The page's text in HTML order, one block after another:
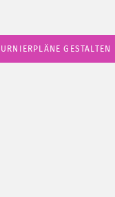
GESTALTEN